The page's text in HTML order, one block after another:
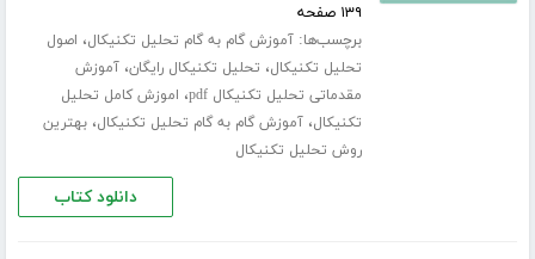
۱۳۹ صفحه
برچسب‌ها:آموزش گام به گام تحلیل تکنیکال، اصول
تحلیل تکنیکال، تحلیل تکنیکال رایگان،آموزش
مقدماتی تحلیل تکنیکال pdf
، اموزش کامل تحلیل
تکنیکال،آموزش گام به گام تحلیل تکنیکال،بهترین
روش تحلیل تکنیکال
دانلود کتاب